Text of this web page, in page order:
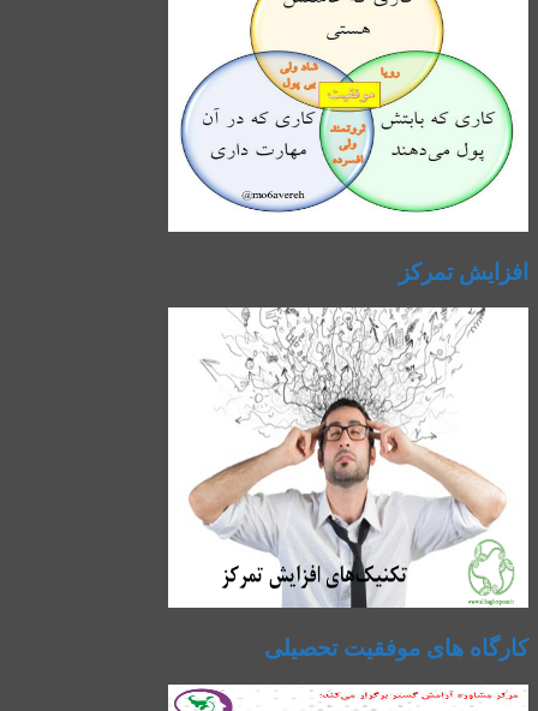
افزایش تمرکز
کارگاه های موفقیت تحصیلی